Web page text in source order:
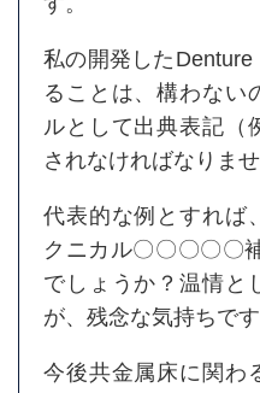
私の開発した
ることは、構わない
ルとして出典表記
されなければなりませ
代表的な例とすれば
クニカル〇〇〇〇〇
でしょうか？温情と
が、残念な気持ちです
今後共金属床に関わ